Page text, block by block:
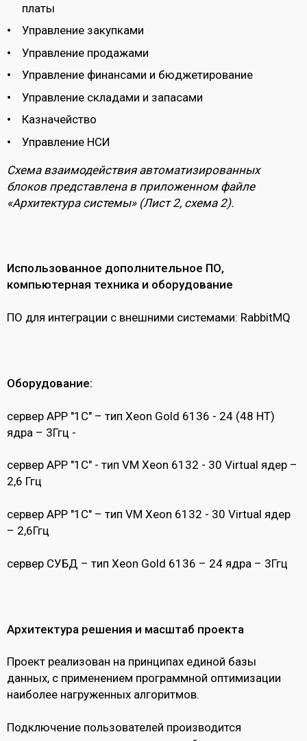
платы
Управление закупками
Управление продажами
Управление финансами и бюджетирование
Управление складами и запасами
Казначейство
Управление НСИ
Схема взаимодействия автоматизированных
блоков представлена в приложенном файле
«Архитектура системы» (Лист 2, схема 2).
Использованное дополнительное ПО,
компьютерная техника и оборудование
ПО для интеграции с внешними системами: RabbitMQ
Оборудование:
сервер APP "1С" – тип Xeon Gold 6136 - 24 (48 HT)
ядра – 3Ггц -
сервер APP "1С" - тип VM Xeon 6132 - 30 Virtual ядер –
2,6 Ггц
сервер APP "1С" – тип VM Xeon 6132 - 30 Virtual ядер
– 2,6Ггц
сервер СУБД – тип Xeon Gold 6136 – 24 ядра – 3Ггц
Архитектура решения и масштаб проекта
Проект реализован на принципах единой базы
данных, с применением программной оптимизации
наиболее нагруженных алгоритмов.
Подключение пользователей производится